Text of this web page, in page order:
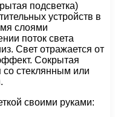
подсветка)
устройств в
слоями
поток света
Свет отражается от
Сокрытая
со стеклянным или
своими руками: